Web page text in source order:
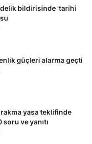
bildirisinde 'tarihi
güçleri alarma geçti
yasa teklifinde
ve yanıtı